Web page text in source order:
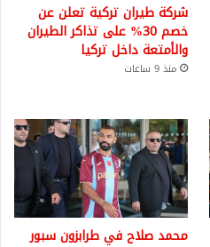
شركة طيران تركية تعلن عن
خصم 30% على تذاكر الطيران
والأمتعة داخل تركيا
منذ 9 ساعات
محمد صلاح في طرابزون سبور